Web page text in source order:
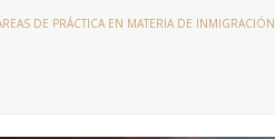
DE PRÁCTICA EN MATERIA DE INMIGRACIÓN